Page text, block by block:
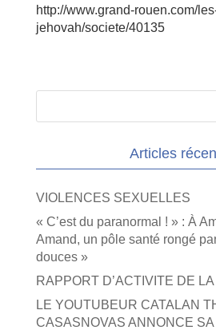
http://www.grand-rouen.com/
jehovah/societe/40135
Articles
VIOLENCES SEXUELLES
« C’est du paranormal ! » : À
Amand, un pôle santé rongé
douces »
RAPPORT D’ACTIVITE DE
LE YOUTUBEUR CATALAN
CASASNOVAS ANNONCE